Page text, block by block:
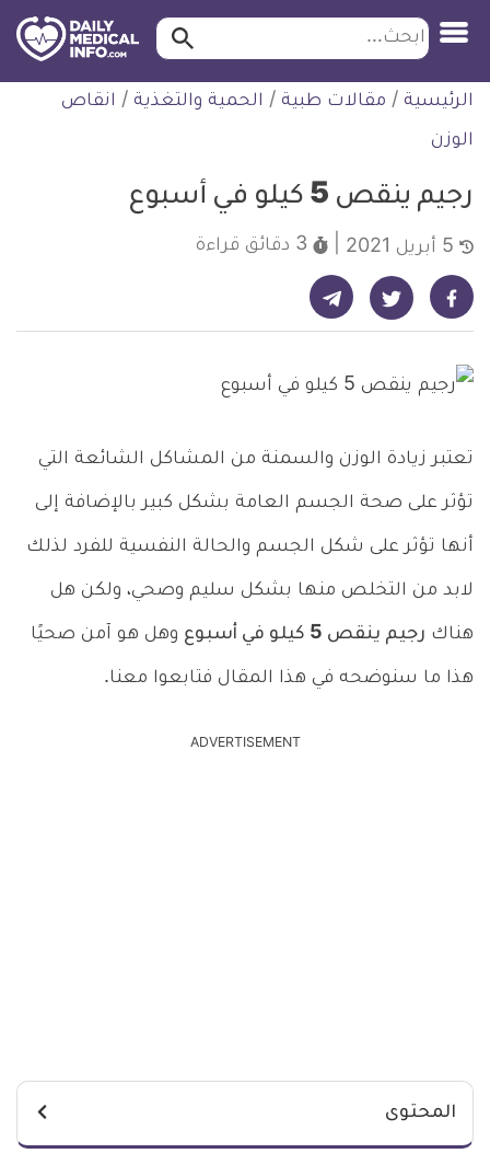
التخطي
للمحتوى
طبية
ابحث ابحث…
الرئيسية / مقالات طبية / الحمية والتغذية / انقاص
الوزن
رجيم ينقص 5 كيلو في أسبوع
3 دقائق قراءة
شارك على فيسبوك - ديلي ميديكال انفو شارك على تويتر - ديلي ميديكال انفو شارك على تيليجرام - ديلي ميديكال انفو
تعتبر زيادة الوزن والسمنة من المشاكل الشائعة التي
تؤثر على صحة الجسم العامة بشكل كبير بالإضافة إلى
أنها تؤثر على شكل الجسم والحالة النفسية للفرد لذلك
لابد من التخلص منها بشكل سليم وصحي، ولكن هل
هناك رجيم ينقص 5 كيلو في أسبوع وهل هو آمن صحيًا
هذا ما سنوضحه في هذا المقال فتابعوا معنا.
ADVERTISEMENT
المحتوى